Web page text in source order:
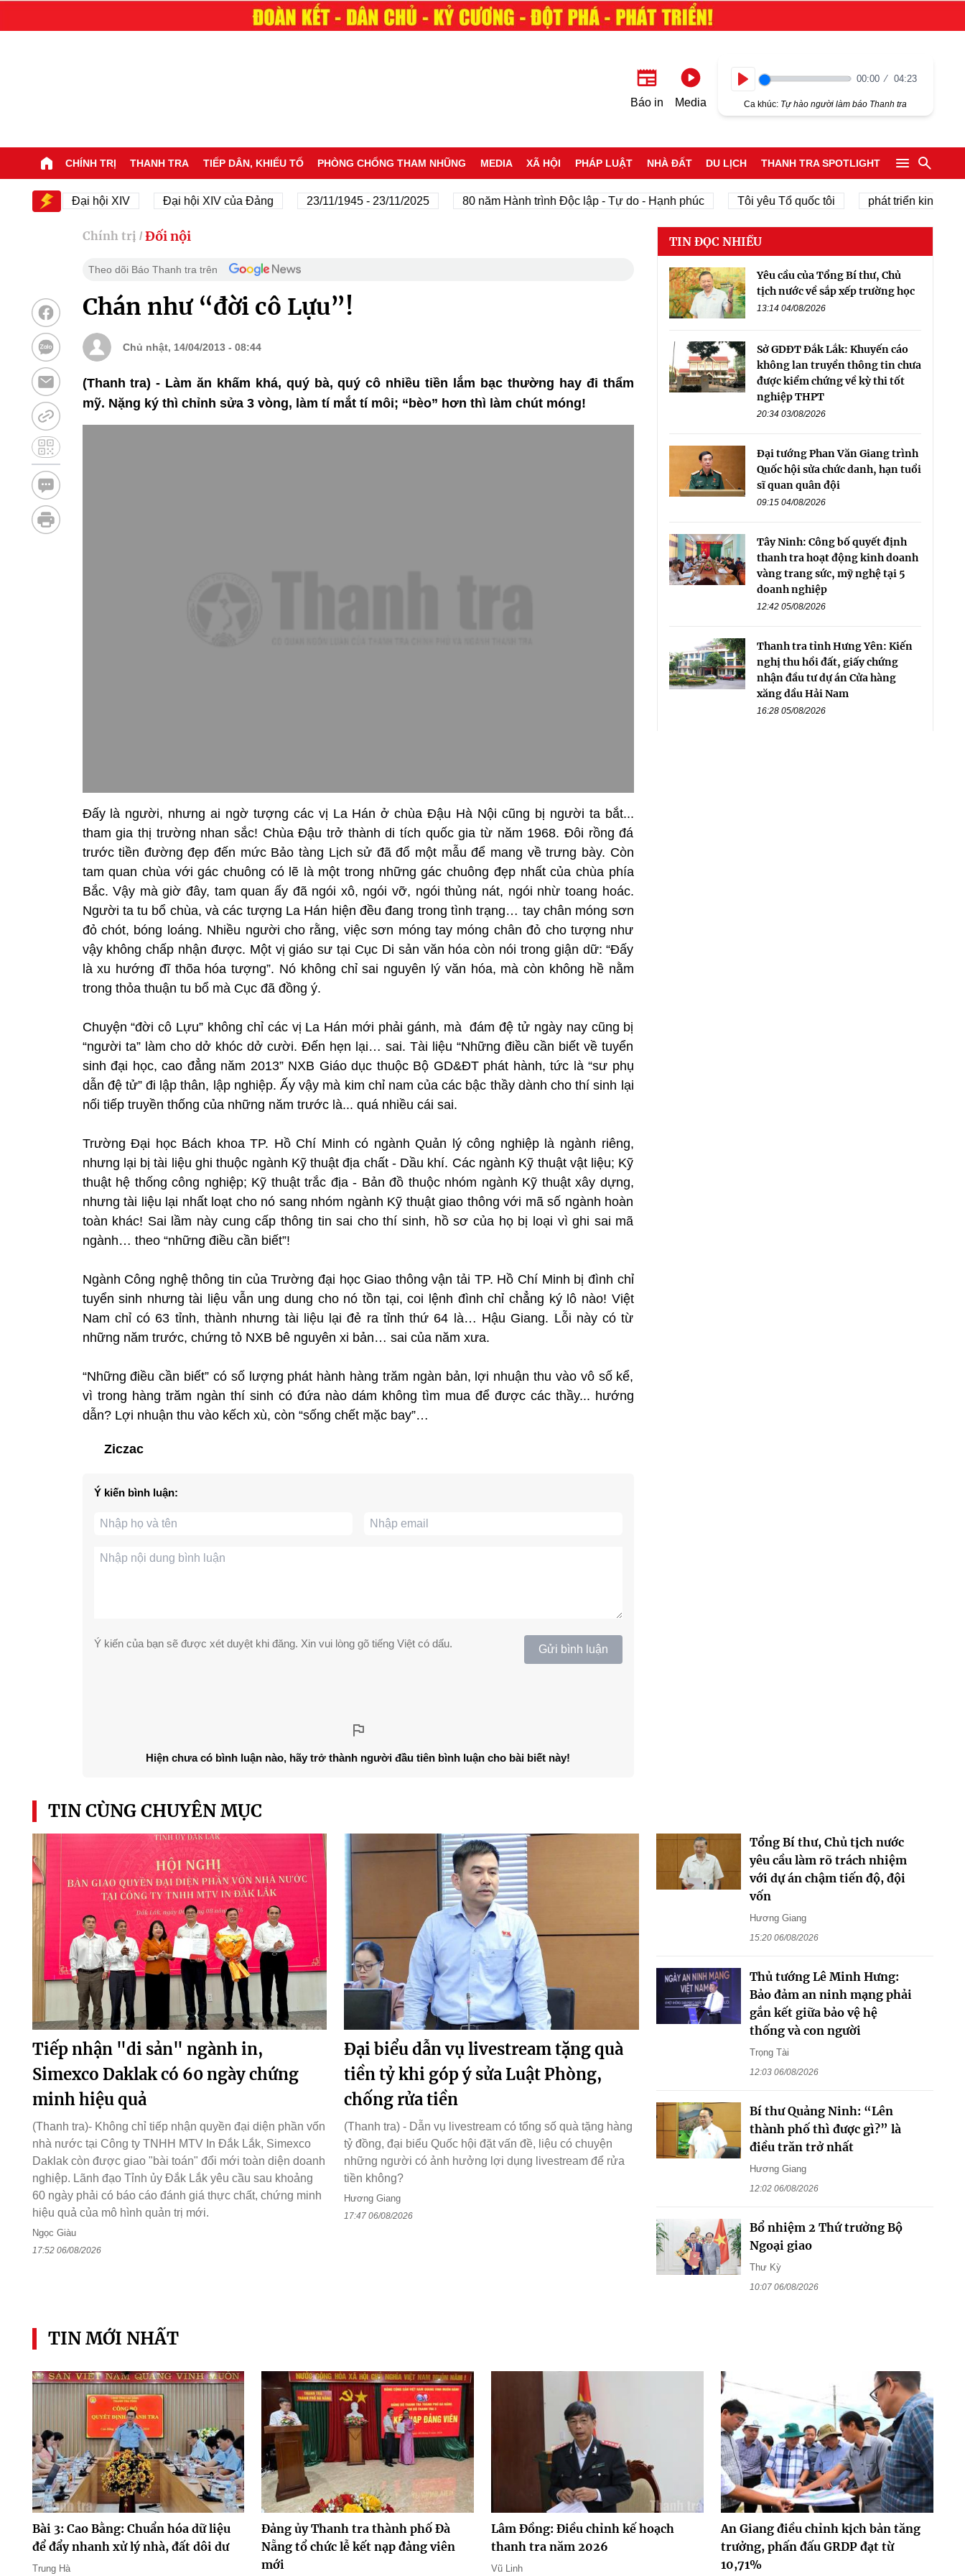
Báo in Media
00:00 04:23
Ca khúc: Tự hào người làm báo Thanh tra
CHÍNH TRỊ THANH TRA TIẾP DÂN, KHIẾU TỐ PHÒNG CHỐNG THAM NHŨNG MEDIA XÃ HỘI PHÁP LUẬT NHÀ ĐẤT DU LỊCH THANH TRA SPOTLIGHT
Đại hội XIV Đại hội XIV của Đảng 23/11/1945 - 23/11/2025 80 năm Hành trình Độc lập - Tự do - Hạnh phúc Tôi yêu Tổ quốc tôi phát triển kinh tế tư nhân
Chính trị / Đối nội
Theo dõi Báo Thanh tra trên
Chán như “đời cô Lựu”!
Chủ nhật, 14/04/2013 - 08:44
(Thanh tra) - Làm ăn khấm khá, quý bà, quý cô nhiều tiền lắm bạc thường hay đi thẩm
mỹ. Nặng ký thì chỉnh sửa 3 vòng, làm tí mắt tí môi; “bèo” hơn thì làm chút móng!
Đấy là người, nhưng ai ngờ tượng các vị La Hán ở chùa Đậu Hà Nội cũng bị người ta bắt...
tham gia thị trường nhan sắc! Chùa Đậu trở thành di tích quốc gia từ năm 1968. Đôi rồng đá
trước tiền đường đẹp đến mức Bảo tàng Lịch sử đã đổ một mẫu để mang về trưng bày. Còn
tam quan chùa với gác chuông có lẽ là một trong những gác chuông đẹp nhất của chùa phía
Bắc. Vậy mà giờ đây, tam quan ấy đã ngói xô, ngói vỡ, ngói thủng nát, ngói nhừ toang hoác.
Người ta tu bổ chùa, và các tượng La Hán hiện đều đang trong tình trạng… tay chân móng sơn
đỏ chót, bóng loáng. Nhiều người cho rằng, việc sơn móng tay móng chân đỏ cho tượng như
vậy không chấp nhận được. Một vị giáo sư tại Cục Di sản văn hóa còn nói trong giận dữ: “Đấy
là xu hướng đĩ thõa hóa tượng”. Nó không chỉ sai nguyên lý văn hóa, mà còn không hề nằm
trong thỏa thuận tu bổ mà Cục đã đồng ý.
Chuyện “đời cô Lựu” không chỉ các vị La Hán mới phải gánh, mà đám đệ tử ngày nay cũng bị
“người ta” làm cho dở khóc dở cười. Đến hẹn lại… sai. Tài liệu “Những điều cần biết về tuyển
sinh đại học, cao đẳng năm 2013” NXB Giáo dục thuộc Bộ GD&ĐT phát hành, tức là “sư phụ
dẫn đệ tử” đi lập thân, lập nghiệp. Ấy vậy mà kim chỉ nam của các bậc thầy dành cho thí sinh lại
nối tiếp truyền thống của những năm trước là... quá nhiều cái sai.
Trường Đại học Bách khoa TP. Hồ Chí Minh có ngành Quản lý công nghiệp là ngành riêng,
nhưng lại bị tài liệu ghi thuộc ngành Kỹ thuật địa chất - Dầu khí. Các ngành Kỹ thuật vật liệu; Kỹ
thuật hệ thống công nghiệp; Kỹ thuật trắc địa - Bản đồ thuộc nhóm ngành Kỹ thuật xây dựng,
nhưng tài liệu lại nhất loạt cho nó sang nhóm ngành Kỹ thuật giao thông với mã số ngành hoàn
toàn khác! Sai lầm này cung cấp thông tin sai cho thí sinh, hồ sơ của họ bị loại vì ghi sai mã
ngành… theo “những điều cần biết”!
Ngành Công nghệ thông tin của Trường đại học Giao thông vận tải TP. Hồ Chí Minh bị đình chỉ
tuyển sinh nhưng tài liệu vẫn ung dung cho nó tồn tại, coi lệnh đình chỉ chẳng ký lô nào! Việt
Nam chỉ có 63 tỉnh, thành nhưng tài liệu lại đẻ ra tỉnh thứ 64 là… Hậu Giang. Lỗi này có từ
những năm trước, chứng tỏ NXB bê nguyên xi bản… sai của năm xưa.
“Những điều cần biết” có số lượng phát hành hàng trăm ngàn bản, lợi nhuận thu vào vô số kể,
vì trong hàng trăm ngàn thí sinh có đứa nào dám không tìm mua để được các thầy... hướng
dẫn? Lợi nhuận thu vào kếch xù, còn “sống chết mặc bay”…
Ziczac
Ý kiến bình luận:
Ý kiến của bạn sẽ được xét duyệt khi đăng. Xin vui lòng gõ tiếng Việt có dấu. Gửi bình luận
Hiện chưa có bình luận nào, hãy trở thành người đầu tiên bình luận cho bài biết này!
TIN ĐỌC NHIỀU
Yêu cầu của Tổng Bí thư, Chủ
tịch nước về sắp xếp trường học
13:14 04/08/2026
Sở GDĐT Đắk Lắk: Khuyến cáo
không lan truyền thông tin chưa
được kiểm chứng về kỳ thi tốt
nghiệp THPT
20:34 03/08/2026
Đại tướng Phan Văn Giang trình
Quốc hội sửa chức danh, hạn tuổi
sĩ quan quân đội
09:15 04/08/2026
Tây Ninh: Công bố quyết định
thanh tra hoạt động kinh doanh
vàng trang sức, mỹ nghệ tại 5
doanh nghiệp
12:42 05/08/2026
Thanh tra tỉnh Hưng Yên: Kiến
nghị thu hồi đất, giấy chứng
nhận đầu tư dự án Cửa hàng
xăng dầu Hải Nam
16:28 05/08/2026
TIN CÙNG CHUYÊN MỤC
Tiếp nhận "di sản" ngành in,
Simexco Daklak có 60 ngày chứng
minh hiệu quả
(Thanh tra)- Không chỉ tiếp nhận quyền đại diện phần vốn
nhà nước tại Công ty TNHH MTV In Đắk Lắk, Simexco
Daklak còn được giao "bài toán" đổi mới toàn diện doanh
nghiệp. Lãnh đạo Tỉnh ủy Đắk Lắk yêu cầu sau khoảng
60 ngày phải có báo cáo đánh giá thực chất, chứng minh
hiệu quả của mô hình quản trị mới.
Ngọc Giàu
17:52 06/08/2026
Đại biểu dẫn vụ livestream tặng quà
tiền tỷ khi góp ý sửa Luật Phòng,
chống rửa tiền
(Thanh tra) - Dẫn vụ livestream có tổng số quà tặng hàng
tỷ đồng, đại biểu Quốc hội đặt vấn đề, liệu có chuyện
những người có ảnh hưởng lợi dụng livestream để rửa
tiền không?
Hương Giang
17:47 06/08/2026
Tổng Bí thư, Chủ tịch nước
yêu cầu làm rõ trách nhiệm
với dự án chậm tiến độ, đội
vốn
Hương Giang
15:20 06/08/2026
Thủ tướng Lê Minh Hưng:
Bảo đảm an ninh mạng phải
gắn kết giữa bảo vệ hệ
thống và con người
Trọng Tài
12:03 06/08/2026
Bí thư Quảng Ninh: “Lên
thành phố thì được gì?” là
điều trăn trở nhất
Hương Giang
12:02 06/08/2026
Bổ nhiệm 2 Thứ trưởng Bộ
Ngoại giao
Thư Kỳ
10:07 06/08/2026
TIN MỚI NHẤT
Bài 3: Cao Bằng: Chuẩn hóa dữ liệu
để đẩy nhanh xử lý nhà, đất dôi dư
Trung Hà
Đảng ủy Thanh tra thành phố Đà
Nẵng tổ chức lễ kết nạp đảng viên
mới
Lâm Đồng: Điều chỉnh kế hoạch
thanh tra năm 2026
Vũ Linh
An Giang điều chỉnh kịch bản tăng
trưởng, phấn đấu GRDP đạt từ
10,71%